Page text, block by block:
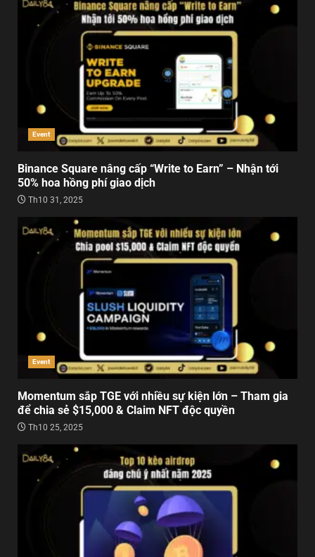
Event
Binance Square nâng cấp “Write to Earn” – Nhận tới
50% hoa hồng phí giao dịch
Th10 31, 2025
Event
Momentum sắp TGE với nhiều sự kiện lớn – Tham gia
để chia sẻ $15,000 & Claim NFT độc quyền
Th10 25, 2025